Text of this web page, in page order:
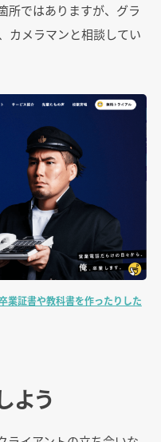
所ではありますが、グラ
カメラマンと相談してい
業証書や教科書を作ったりした
よう